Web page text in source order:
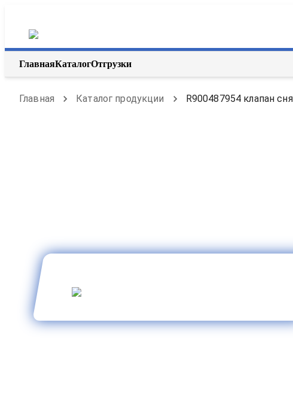
ГлавнаяКаталогОтгрузки
Главная Каталог продукции R900487954 клапан